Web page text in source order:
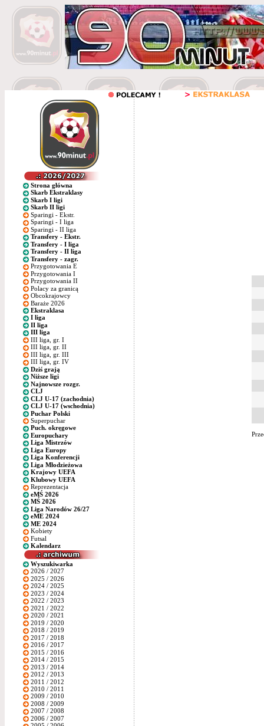
Strona główna
Skarb Ekstraklasy
Skarb I ligi
Skarb II ligi
Sparingi - Ekstr.
Sparingi - I liga
Sparingi - II liga
Transfery - Ekstr.
Transfery - I liga
Transfery - II liga
Transfery - zagr.
Przygotowania E
Przygotowania I
Przygotowania II
Polacy za granicą
Obcokrajowcy
Baraże 2026
Ekstraklasa
I liga
II liga
III liga
III liga, gr. I
III liga, gr. II
III liga, gr. III
III liga, gr. IV
Dziś grają
Niższe ligi
Najnowsze rozgr.
CLJ
CLJ U-17 (zachodnia)
CLJ U-17 (wschodnia)
Puchar Polski
Superpuchar
Puch. okręgowe
Europuchary
Liga Mistrzów
Liga Europy
Liga Konferencji
Liga Młodzieżowa
Krajowy UEFA
Klubowy UEFA
Reprezentacja
eMŚ 2026
MŚ 2026
Liga Narodów 26/27
eME 2024
ME 2024
Kobiety
Futsal
Kalendarz
Wyszukiwarka
2026 / 2027
2025 / 2026
2024 / 2025
2023 / 2024
2022 / 2023
2021 / 2022
2020 / 2021
2019 / 2020
2018 / 2019
2017 / 2018
2016 / 2017
2015 / 2016
2014 / 2015
2013 / 2014
2012 / 2013
2011 / 2012
2010 / 2011
2009 / 2010
2008 / 2009
2007 / 2008
2006 / 2007